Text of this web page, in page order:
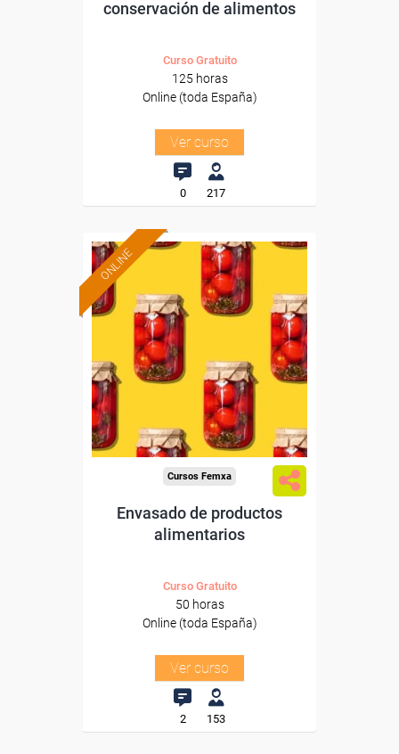
conservación de alimentos
Curso Gratuito
125 horas
Online (toda España)
Ver curso
0 217
ONLINE
Formación 100%
subvencionada.
Para desempleados,
trabajadores y autónomos.
Sector
-Industria Alimentaria.
Cursos Femxa
Envasado de productos
alimentarios
Curso Gratuito
50 horas
Online (toda España)
Ver curso
2 153